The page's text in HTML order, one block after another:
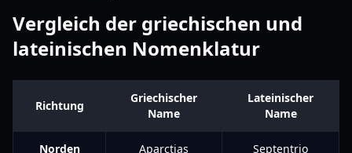
Vergleich der griechischen und
lateinischen Nomenklatur
Richtung
Griechischer
Name
Lateinischer
Name
Norden Aparctias Septentrio